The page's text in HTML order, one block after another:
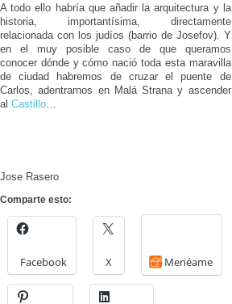
A todo ello habría que añadir la arquitectura y la
historia, importantísima, directamente
relacionada con los judíos (barrio de Josefov). Y
en el muy posible caso de que queramos
conocer dónde y cómo nació toda esta maravilla
de ciudad habremos de cruzar el puente de
Carlos, adentrarnos en Malá Strana y ascender
al Castillo
Jose Rasero
Comparte esto:
Facebook X Menéame